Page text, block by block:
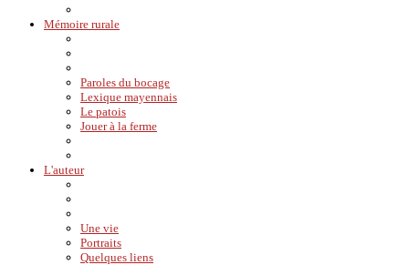
Mémoire rurale
Paroles du bocage
Lexique mayennais
Le patois
Jouer à la ferme
L'auteur
Une vie
Portraits
Quelques liens